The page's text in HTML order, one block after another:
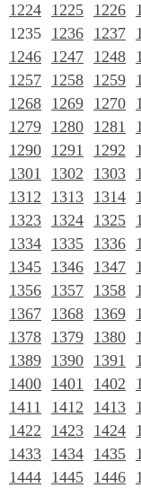
1224 1225 1226
1235 1236 1237
1246 1247 1248
1257 1258 1259
1268 1269 1270
1279 1280 1281
1290 1291 1292
1301 1302 1303
1312 1313 1314
1323 1324 1325
1334 1335 1336
1345 1346 1347
1356 1357 1358
1367 1368 1369
1378 1379 1380
1389 1390 1391
1400 1401 1402
1411 1412 1413
1422 1423 1424
1433 1434 1435
1444 1445 1446